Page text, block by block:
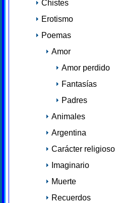
Chistes
Erotismo
Poemas
Amor
Amor perdido
Fantasías
Padres
Animales
Argentina
Carácter religioso
Imaginario
Muerte
Recuerdos